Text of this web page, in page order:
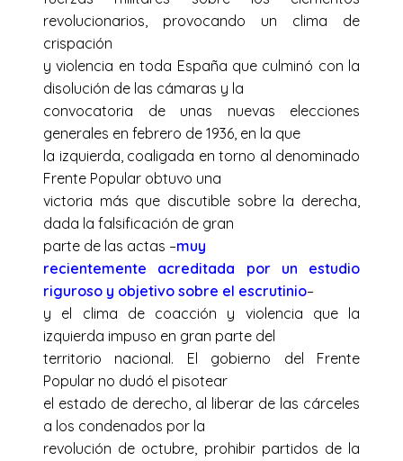
revolucionarios, provocando un clima de
crispación
y violencia en toda España que culminó con la
disolución de las cámaras y la
convocatoria de unas nuevas elecciones
generales en febrero de 1936, en la que
la izquierda, coaligada en torno al denominado
Frente Popular obtuvo una
victoria más que discutible sobre la derecha,
dada la falsificación de gran
parte de las actas –muy
recientemente acreditada por un estudio
riguroso y objetivo sobre el escrutinio–
y el clima de coacción y violencia que la
izquierda impuso en gran parte del
territorio nacional. El gobierno del Frente
Popular no dudó el pisotear
el estado de derecho, al liberar de las cárceles
a los condenados por la
revolución de octubre, prohibir partidos de la